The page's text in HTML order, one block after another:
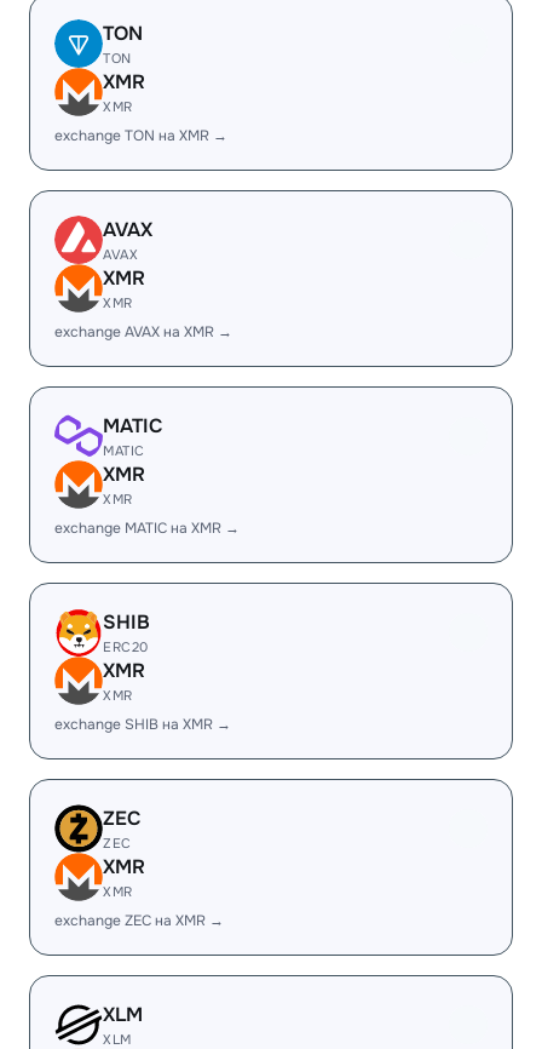
TON
TON
XMR
XMR
exchange TON на XMR →
AVAX
AVAX
XMR
XMR
exchange AVAX на XMR →
MATIC
MATIC
XMR
XMR
exchange MATIC на XMR →
SHIB
ERC20
XMR
XMR
exchange SHIB на XMR →
ZEC
ZEC
XMR
XMR
exchange ZEC на XMR →
XLM
XLM